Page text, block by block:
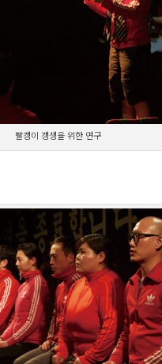
빨갱이 갱생을 위한 연구